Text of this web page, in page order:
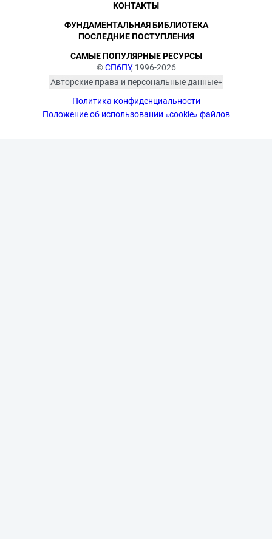
©СПбПУ, 1996-2026
Авторские права и персональные данные
изображённых лиц в соответствии
с требованиями законодательства
Политика конфиденциальности
Положение об использовании «cookie» файлов
КОНТАКТЫ
ФУНДАМЕНТАЛЬНАЯ БИБЛИОТЕКА
ПОСЛЕДНИЕ ПОСТУПЛЕНИЯ
САМЫЕ ПОПУЛЯРНЫЕ РЕСУРСЫ